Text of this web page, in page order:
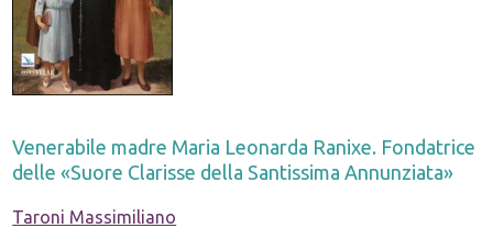
Venerabile madre Maria Leonarda Ranixe. Fondatrice
delle «Suore Clarisse della Santissima Annunziata»
Taroni Massimiliano